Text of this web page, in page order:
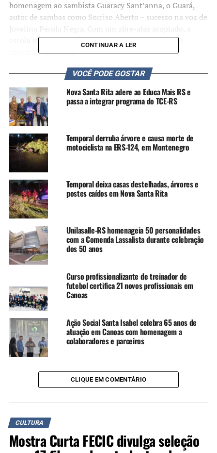
homenagem ao sambista Guaracy Sant’anna, o Guará,
autor de sambas como Sorriso Aberto – sucesso na voz de
escola mostrou imponência e bom acabamento no
conjunto alegórico.
Foto: Daniela Uequed/O Timoneiro
Parque Acari, Império da Tijuca e Vigário
Geral
CONTINUAR A LER
VOCÊ PODE GOSTAR
Nova Santa Rita adere ao Educa Mais RS e
passa a integrar programa do TCE-RS
Temporal derruba árvore e causa morte de
motociclista na ERS-124, em Montenegro
Temporal deixa casas destelhadas, árvores e
postes caídos em Nova Santa Rita
Unilasalle-RS homenageia 50 personalidades
com a Comenda Lassalista durante celebração
dos 50 anos
Curso profissionalizante de treinador de
futebol certifica 21 novos profissionais em
Canoas
Ação Social Santa Isabel celebra 65 anos de
atuação em Canoas com homenagem a
colaboradores e parceiros
CLIQUE EM COMENTÁRIO
CULTURA
Mostra Curta FECIC divulga seleção